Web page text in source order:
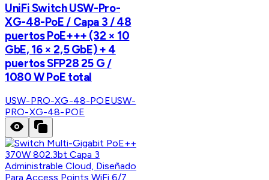
UniFi Switch USW-Pro-
XG-48-PoE / Capa 3 / 48
puertos PoE+++ (32 × 10
GbE, 16 × 2,5 GbE) + 4
puertos SFP28 25 G /
1080 W PoE total
USW-PRO-XG-48-POEUSW-
PRO-XG-48-POE